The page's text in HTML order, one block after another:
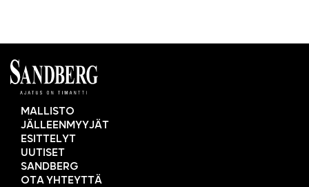
MALLISTO
JÄLLEENMYYJÄT
ESITTELYT
UUTISET
SANDBERG
OTA YHTEYTTÄ